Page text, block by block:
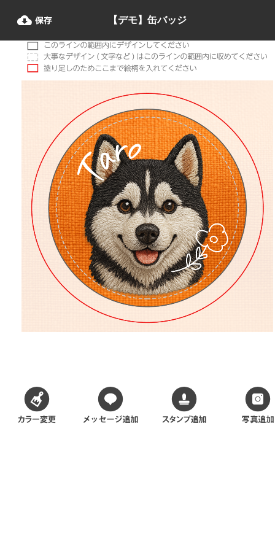
缶バッジ シミュレーター
【デモ】缶バッジ